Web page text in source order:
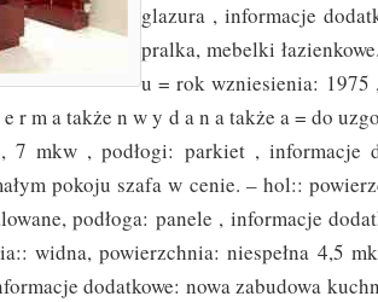
glazura , informacje
pralka, mebelki
u = rok wzniesienia: 1975
r m a także n w y d a n a także a = do
7 mkw , podłogi: parkiet , informacje
pokoju szafa w cenie. – hol::
podłoga: panele , informacje
widna, powierzchnia: niespełna 4,5
dodatkowe: nowa zabudowa